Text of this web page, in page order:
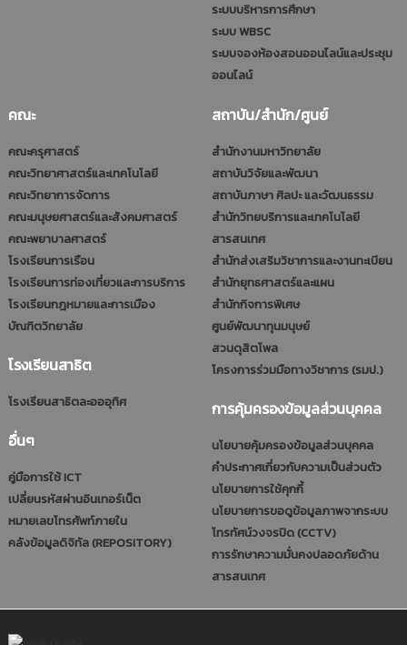
ระบบบริหารการศึกษา
ระบบ WBSC
ระบบจองห้องสอนออนไลน์และประชุม
ออนไลน์
คณะ
คณะครุศาสตร์
คณะวิทยาศาสตร์และเทคโนโลยี
คณะวิทยาการจัดการ
คณะมนุษยศาสตร์และสังคมศาสตร์
คณะพยาบาลศาสตร์
โรงเรียนการเรือน
โรงเรียนการท่องเที่ยวและการบริการ
โรงเรียนกฎหมายและการเมือง
บัณฑิตวิทยาลัย
โรงเรียนสาธิต
โรงเรียนสาธิตละอออุทิศ
อื่นๆ
คู่มือการใช้ ICT
เปลี่ยนรหัสผ่านอินเทอร์เน็ต
หมายเลขโทรศัพท์ภายใน
คลังข้อมูลดิจิทัล (REPOSITORY)
สถาบัน/สำนัก/ศูนย์
สำนักงานมหาวิทยาลัย
สถาบันวิจัยและพัฒนา
สถาบันภาษา ศิลปะ และวัฒนธรรม
สำนักวิทยบริการและเทคโนโลยี
สารสนเทศ
สำนักส่งเสริมวิชาการและงานทะเบียน
สำนักยุทธศาสตร์และแผน
สำนักกิจการพิเศษ
ศูนย์พัฒนาทุนมนุษย์
สวนดุสิตโพล
โครงการร่วมมือทางวิชาการ (รมป.)
การคุ้มครองข้อมูลส่วนบุคคล
นโยบายคุ้มครองข้อมูลส่วนบุคคล
คำประกาศเกี่ยวกับความเป็นส่วนตัว
นโยบายการใช้คุกกี้
นโยบายการขอดูข้อมูลภาพจากระบบ
โทรทัศน์วงจรปิด (CCTV)
การรักษาความมั่นคงปลอดภัยด้าน
สารสนเทศ